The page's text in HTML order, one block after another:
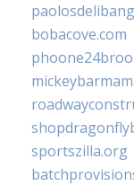
bobacove.com
sportszilla.org